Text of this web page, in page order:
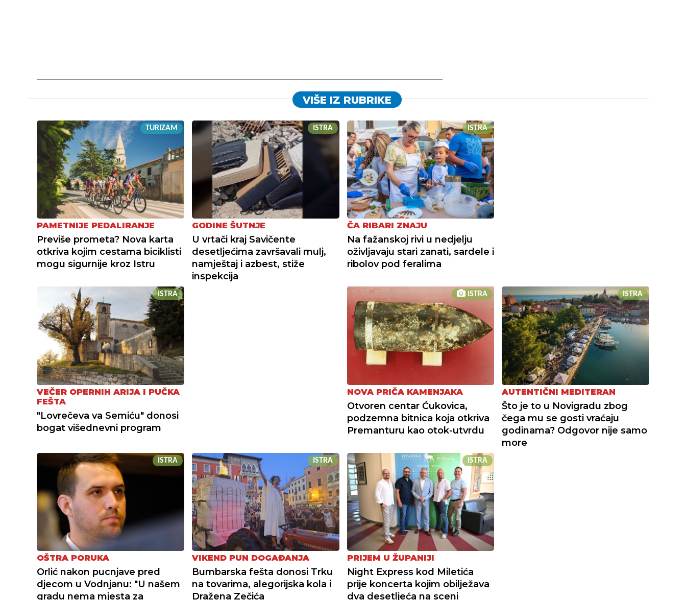
VIŠE IZ RUBRIKE
TURIZAM
PAMETNIJE PEDALIRANJE
Previše prometa? Nova karta
otkriva kojim cestama biciklisti
mogu sigurnije kroz Istru
ISTRA
GODINE ŠUTNJE
U vrtači kraj Savičente
desetljećima završavali mulj,
namještaj i azbest, stiže
inspekcija
ISTRA
ČA RIBARI ZNAJU
Na fažanskoj rivi u nedjelju
oživljavaju stari zanati, sardele i
ribolov pod feralima
ISTRA
VEČER OPERNIH ARIJA I PUČKA
FEŠTA
"Lovrečeva va Semiću" donosi
bogat višednevni program
ISTRA
NOVA PRIČA KAMENJAKA
Otvoren centar Ćukovica,
podzemna bitnica koja otkriva
Premanturu kao otok-utvrdu
ISTRA
AUTENTIČNI MEDITERAN
Što je to u Novigradu zbog
čega mu se gosti vraćaju
godinama? Odgovor nije samo
more
ISTRA
OŠTRA PORUKA
Orlić nakon pucnjave pred
djecom u Vodnjanu: "U našem
gradu nema mjesta za
ISTRA
VIKEND PUN DOGAĐANJA
Bumbarska fešta donosi Trku
na tovarima, alegorijska kola i
Dražena Zečića
ISTRA
PRIJEM U ŽUPANIJI
Night Express kod Miletića
prije koncerta kojim obilježava
dva desetljeća na sceni